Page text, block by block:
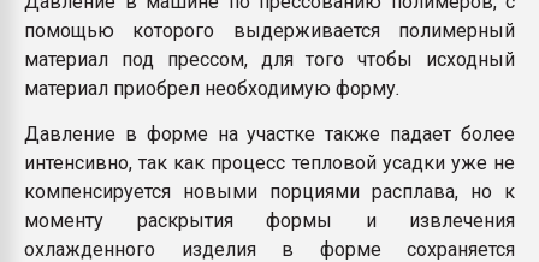
Всё, что касается
бутылок
помощью которого выдерживается полимерный
материал под прессом, для того чтобы исходный
материал приобрел необходимую форму.
Давление в форме на участке также падает более
интенсивно, так как процесс тепловой усадки уже не
компенсируется новыми порциями расплава, но к
моменту раскрытия формы и извлечения
охлажденного изделия в форме сохраняется